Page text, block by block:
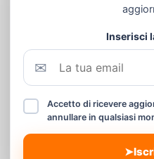
Inserisci
✉
Accetto di ricevere
annullare in qualsiasi
➤